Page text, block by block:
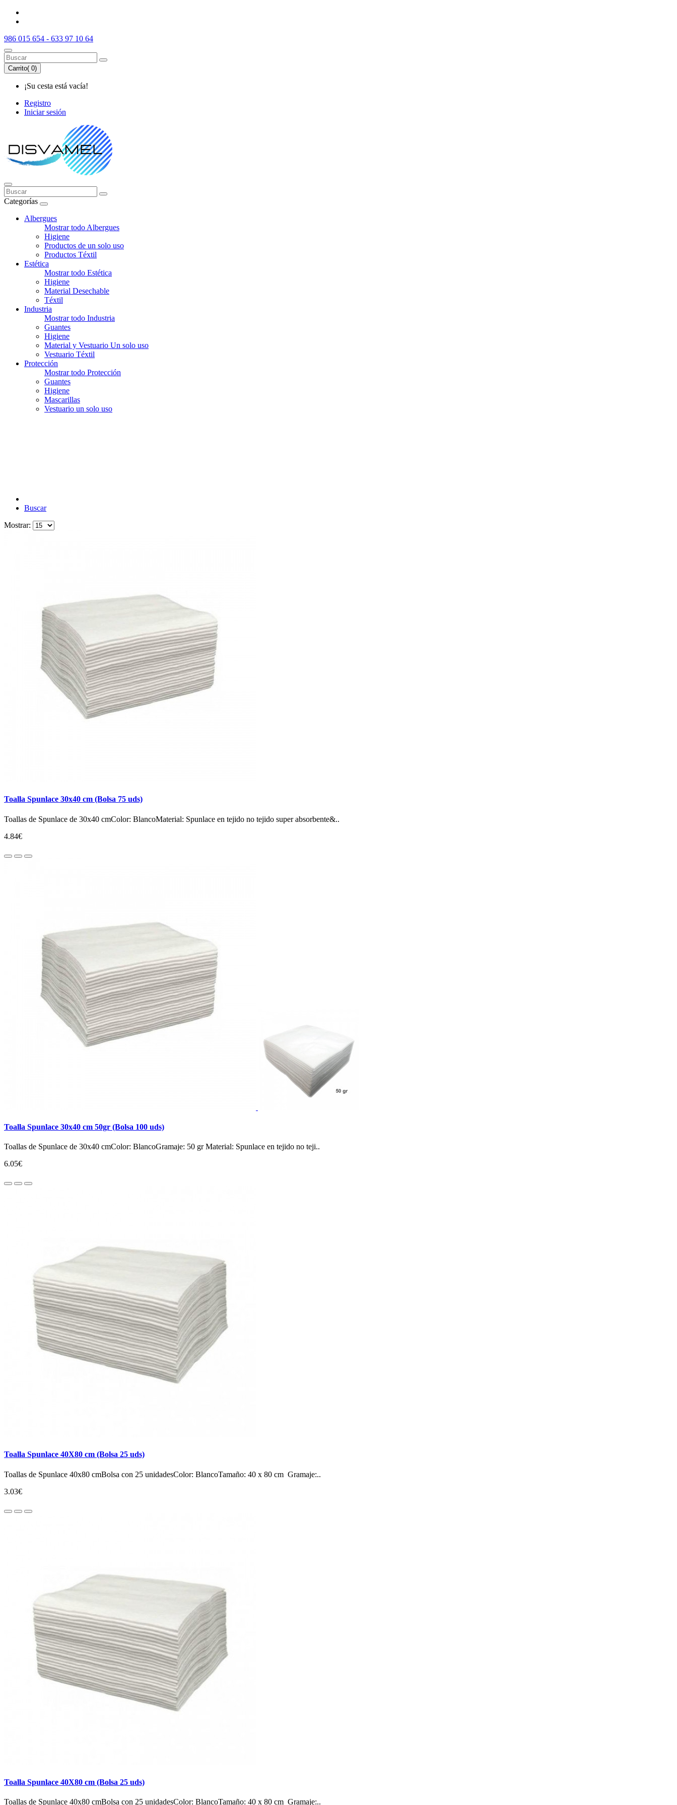
986 015 654 - 633 97 10 64
Carrito( 0)
¡Su cesta está vacía!
Registro
Iniciar sesión
Categorías
Albergues
Mostrar todo Albergues
Higiene
Productos de un solo uso
Productos Téxtil
Estética
Mostrar todo Estética
Higiene
Material Desechable
Téxtil
Industria
Mostrar todo Industria
Guantes
Higiene
Material y Vestuario Un solo uso
Vestuario Téxtil
Protección
Mostrar todo Protección
Guantes
Higiene
Mascarillas
Vestuario un solo uso
Buscar
Mostrar:
Toalla Spunlace 30x40 cm (Bolsa 75 uds)
Toallas de Spunlace de 30x40 cmColor: BlancoMaterial: Spunlace en tejido no tejido super absorbente&..
4.84€
Toalla Spunlace 30x40 cm 50gr (Bolsa 100 uds)
Toallas de Spunlace de 30x40 cmColor: BlancoGramaje: 50 gr Material: Spunlace en tejido no teji..
6.05€
Toalla Spunlace 40X80 cm (Bolsa 25 uds)
Toallas de Spunlace 40x80 cmBolsa con 25 unidadesColor: BlancoTamaño: 40 x 80 cm Gramaje:..
3.03€
Toalla Spunlace 40X80 cm (Bolsa 25 uds)
Toallas de Spunlace 40x80 cmBolsa con 25 unidadesColor: BlancoTamaño: 40 x 80 cm Gramaje:..